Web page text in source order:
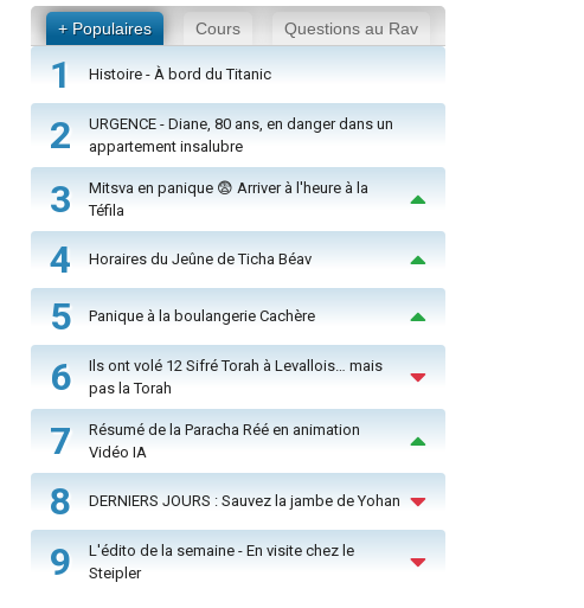
+ Populaires Cours Questions au Rav
1 Histoire - À bord du Titanic
2
URGENCE - Diane, 80 ans, en danger dans un
appartement insalubre
3
Mitsva en panique 😨 Arriver à l'heure à la
Téfila
4 Horaires du Jeûne de Ticha Béav
5 Panique à la boulangerie Cachère
6
Ils ont volé 12 Sifré Torah à Levallois… mais
pas la Torah
7
Résumé de la Paracha Réé en animation
Vidéo IA
8 DERNIERS JOURS : Sauvez la jambe de Yohan
9
L'édito de la semaine - En visite chez le
Steipler